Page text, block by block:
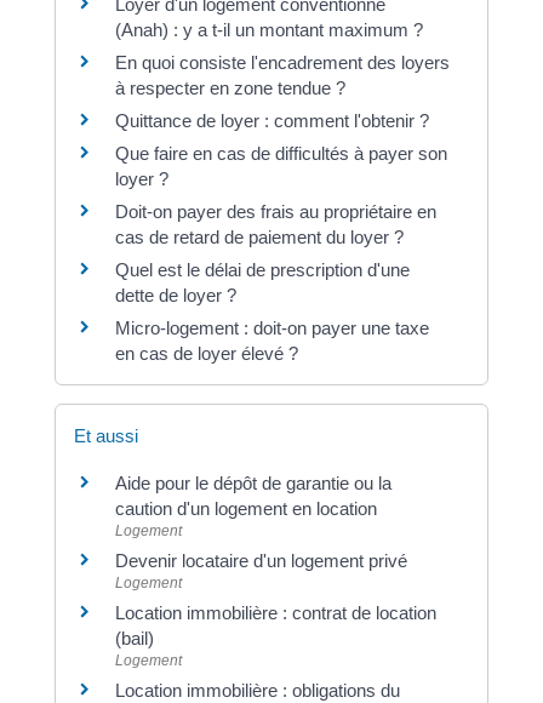
Loyer d'un logement conventionné
(Anah) : y a t-il un montant maximum ?
En quoi consiste l'encadrement des loyers
à respecter en zone tendue ?
Quittance de loyer : comment l'obtenir ?
Que faire en cas de difficultés à payer son
loyer ?
Doit-on payer des frais au propriétaire en
cas de retard de paiement du loyer ?
Quel est le délai de prescription d'une
dette de loyer ?
Micro-logement : doit-on payer une taxe
en cas de loyer élevé ?
Et aussi
Aide pour le dépôt de garantie ou la
caution d'un logement en location
Logement
Devenir locataire d'un logement privé
Logement
Location immobilière : contrat de location
(bail)
Logement
Location immobilière : obligations du